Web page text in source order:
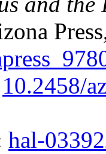
10.2458/
hal-